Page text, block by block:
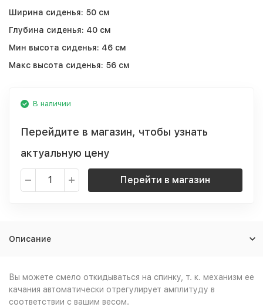
Ширина сиденья: 50 см
Глубина сиденья: 40 см
Мин высота сиденья: 46 см
Макс высота сиденья: 56 см
В наличии
Перейдите в магазин, чтобы узнать
актуальную цену
Перейти в магазин
Описание
Вы можете смело откидываться на спинку, т. к. механизм ее
качания автоматически отрегулирует амплитуду в
соответствии с вашим весом.